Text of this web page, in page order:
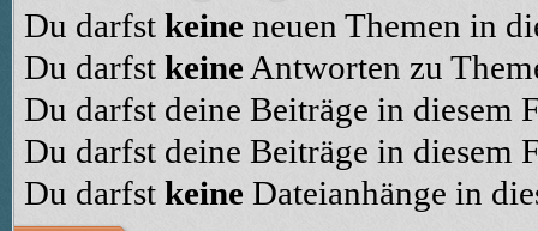
Du darfst keine neuen Themen in
Du darfst keine Antworten zu
Du darfst deine Beiträge in diesem
Du darfst deine Beiträge in diesem
Du darfst keine Dateianhänge in